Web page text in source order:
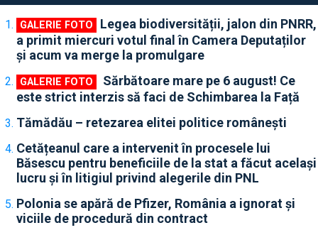
Legea biodiversității, jalon din PNRR,
a primit miercuri votul final în Camera Deputaților
și acum va merge la promulgare
Sărbătoare mare pe 6 august! Ce
este strict interzis să faci de Schimbarea la Față
Tămădău – retezarea elitei politice românești
Cetățeanul care a intervenit în procesele lui
Băsescu pentru beneficiile de la stat a făcut același
lucru și în litigiul privind alegerile din PNL
Polonia se apără de Pfizer, România a ignorat și
viciile de procedură din contract